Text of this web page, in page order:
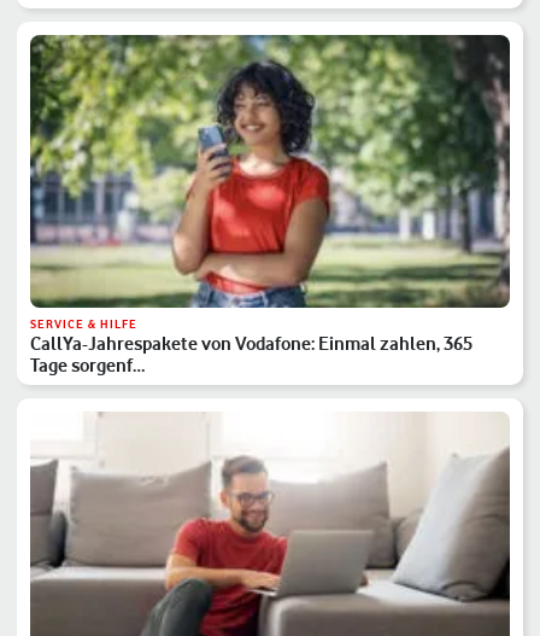
SERVICE & HILFE
CallYa-Jahrespakete von Vodafone: Einmal zahlen, 365
Tage sorgenf…